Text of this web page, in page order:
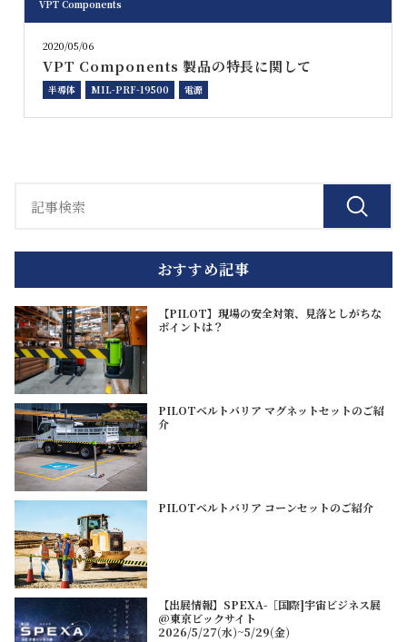
VPT Components
2020/05/06
VPT Components 製品の特長に関して
半導体 MIL-PRF-19500 電源
おすすめ記事
【PILOT】現場の安全対策、見落としがちな
ポイントは？
PILOTベルトバリア マグネットセットのご紹
介
PILOTベルトバリア コーンセットのご紹介
【出展情報】SPEXA-［国際]宇宙ビジネス展
@東京ビックサイト
2026/5/27(水)~5/29(金)